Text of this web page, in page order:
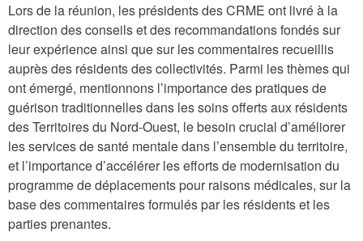
Lors de la réunion, les présidents des CRME ont livré à la
direction des conseils et des recommandations fondés sur
leur expérience ainsi que sur les commentaires recueillis
auprès des résidents des collectivités. Parmi les thèmes qui
ont émergé, mentionnons l’importance des pratiques de
guérison traditionnelles dans les soins offerts aux résidents
des Territoires du Nord-Ouest, le besoin crucial d’améliorer
les services de santé mentale dans l’ensemble du territoire,
et l’importance d’accélérer les efforts de modernisation du
programme de déplacements pour raisons médicales, sur la
base des commentaires formulés par les résidents et les
parties prenantes.